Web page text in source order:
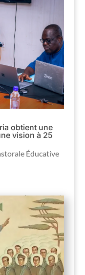
obtient une
vision à 25
Éducative